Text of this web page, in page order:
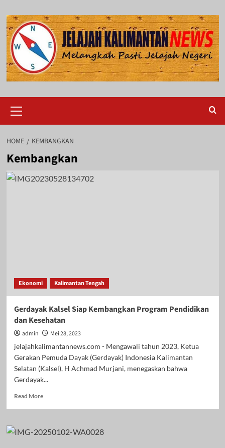
to
content
Menu
HOME KEMBANGKAN
Kembangkan
Ekonomi Kalimantan Tengah
Gerdayak Kalsel Siap Kembangkan Program Pendidikan
dan Kesehatan
admin
Mei 28, 2023
jelajahkalimantannews.com - Mengawali tahun 2023, Ketua
Gerakan Pemuda Dayak (Gerdayak) Indonesia Kalimantan
Selatan (Kalsel), H Achmad Murjani, menegaskan bahwa
Gerdayak...
Read MoreRead
Kalsel